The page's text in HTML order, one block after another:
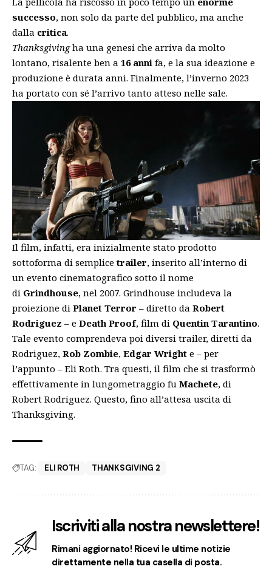
successo, non solo da parte del pubblico, ma anche
dalla critica.
Thanksgivingha una genesi che arriva da molto
lontano, risalente ben a 16 anni fa, e la sua ideazione e
produzione è durata anni. Finalmente, l’inverno 2023
ha portato con sé l’arrivo tanto atteso nelle sale.
Il film, infatti, era inizialmente stato prodotto
sottoforma di semplicetrailer, inserito all’interno di
un evento cinematografico sotto il nome
di Grindhouse, nel 2007. Grindhouse includeva la
proiezione di Planet Terror – diretto da Robert
Rodriguez – e Death Proof, film di Quentin Tarantino.
Tale evento comprendeva poi diversi trailer, diretti da
Rodriguez, Rob Zombie, Edgar Wright e – per
l’appunto – Eli Roth. Tra questi, il film che si trasformò
effettivamente in lungometraggio fu Machete, di
Robert Rodriguez. Questo, fino all’attesa uscita di
Thanksgiving.
TAG: ELI ROTH THANKSGIVING 2
Iscriviti alla nostra newslettere!
Rimani aggiornato! Ricevi le ultime notizie
direttamente nella tua casella di posta.